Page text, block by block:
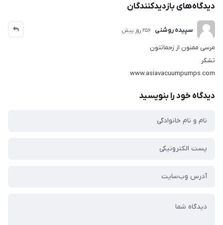
دیدگاه‌های بازدیدکنندگان
سپیده روشنی 256 روز پیش
مرسی ممنون از زحماتتون
تشکر
www.asiavacuumpumps.com
دیدگاه خود را بنویسید